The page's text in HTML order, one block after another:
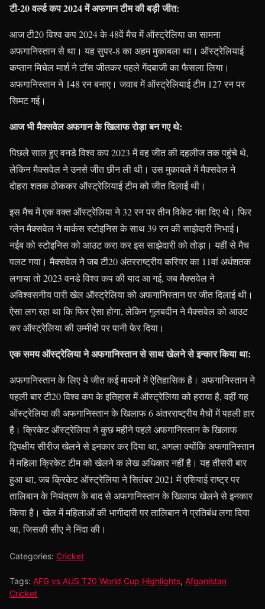
टी-20 वर्ल्ड कप 2024 में अफगान टीम की बड़ी जीत:
आज टी20 विश्व कप 2024 के 48वें मैच में ऑस्ट्रेलिया का सामना
अफगानिस्तान से था। यह सुपर-8 का अहम मुकाबला था। ऑस्ट्रेलियाई
कप्तान मिचेल मार्श ने टॉस जीतकर पहले गेंदबाजी का फैसला लिया।
अफगानिस्तान ने 148 रन बनाए। जवाब में ऑस्ट्रेलियाई टीम 127 रन पर
सिमट गई।
आज भी मैक्सवेल अफगान के खिलाफ रोड़ा बन गए थे:
पिछले साल हुए वनडे विश्व कप 2023 में वह जीत की दहलीज तक पहुंचे थे,
लेकिन मैक्सवेल ने उनसे जीत छीन ली थी। उस मुकाबले में मैक्सवेल ने
दोहरा शतक ठोककर ऑस्ट्रेलियाई टीम को जीत दिलाई थी।
इस मैच में एक वक्त ऑस्ट्रेलिया ने 32 रन पर तीन विकेट गंवा दिए थे। फिर
ग्लेन मैक्सवेल ने मार्कस स्टोइनिस के साथ 39 रन की साझेदारी निभाई।
नईब को स्टोइनिस को आउट करा कर इस साझेदारी को तोड़ा। यहीं से मैच
पलट गया। मैक्सवेल ने जब टी20 अंतरराष्ट्रीय करियर का 11वां अर्धशतक
लगाया तो 2023 वनडे विश्व कप की याद आ गई, जब मैक्सवेल ने
अविश्वसनीय पारी खेल ऑस्ट्रेलिया को अफगानिस्तान पर जीत दिलाई थी।
ऐसा लग रहा था कि फिर ऐसा होगा, लेकिन गुलबदीन ने मैक्सवेल को आउट
कर ऑस्ट्रेलिया की उम्मीदों पर पानी फेर दिया।
एक समय ऑस्ट्रेलिया ने अफगानिस्तान से साथ खेलने से इन्कार किया था:
अफगानिस्तान के लिए ये जीत कई मायनों में ऐतिहासिक है। अफगानिस्तान ने
पहली बार टी20 विश्व कप के इतिहास में ऑस्ट्रेलिया को हराया है, वहीं यह
ऑस्ट्रेलिया की अफगानिस्तान के खिलाफ 6 अंतरराष्ट्रीय मैचों में पहली हार
है। क्रिकेट ऑस्ट्रेलिया ने कुछ महीने पहले अफगानिस्तान के खिलाफ
द्विपक्षीय सीरीज खेलने से इनकार कर दिया था, अगला क्योंकि अफगानिस्तान
में महिला क्रिकेट टीम को खेलने क लेख अधिकार नहीं है। यह तीसरी बार
हुआ था, जब क्रिकेट ऑस्ट्रेलिया ने सितंबर 2021 में एशियाई राष्ट्र पर
तालिबान के नियंत्रण के बाद से अफगानिस्तान के खिलाफ खेलने से इनकार
किया है। खेल में महिलाओं की भागीदारी पर तालिबान ने प्रतिबंध लगा दिया
था, जिसकी सीए ने निंदा की।
Categories: Cricket
Tags: AFG vs AUS T20 World Cup Highlights, Afganistan
Cricket